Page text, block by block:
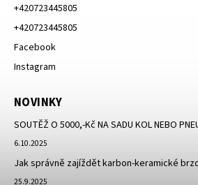
+420723445805
+420723445805
Facebook
Instagram
NOVINKY
SOUTĚŽ O 5000,-Kč NA SADU KOL NEBO
6.10.2025
Jak správně zajíždět karbon-keramické
25.9.2025